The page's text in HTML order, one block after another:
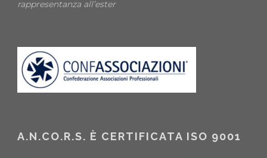
rappresentanza all’ester
A.N.CO.R.S. È CERTIFICATA ISO 9001